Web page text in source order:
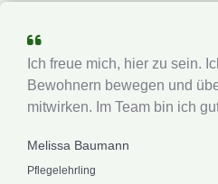
Ich freue mich, hier zu sein.
Bewohnern bewegen und
mitwirken. Im Team bin ich
Melissa Baumann
Pflegelehrling